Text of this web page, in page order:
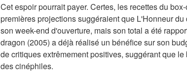
Cet espoir pourrait payer. Certes, les recettes du
premières projections suggéraient que L'Honneur
son week-end d'ouverture, mais son total a été
dragon (2005) a déjà réalisé un bénéfice sur son
de critiques extrêmement positives, suggérant que
des cinéphiles.